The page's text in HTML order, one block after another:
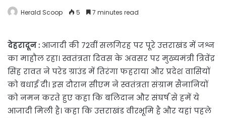
Herald Scoop 5 7 minutes read
देहरादून :आजादी की 72वीं सलगिरह पर पूरे उत्तराखंड में जश्न
का माहौल रहा। स्वतंत्रता दिवस के अवसर पर मुख्यमंत्री त्रिवेंद्र
सिंह रावत ने परेड ग्राउंड में तिरंगा फहराया और प्रदेश वासियों
को बधाई दी। इस दौरान सीएम ने स्वतंत्रता संग्राम सैनानियों
को नमन करते हुए कहा कि बलिदान और संघर्ष से हमें ये
आजादी मिली है। कहा कि उत्तराखंड वीरभूमि है और यहां पहले